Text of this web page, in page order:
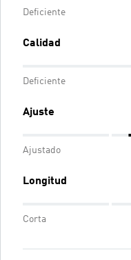
Deficiente
Calidad
Deficiente
Ajuste
Ajustado
Longitud
Corta